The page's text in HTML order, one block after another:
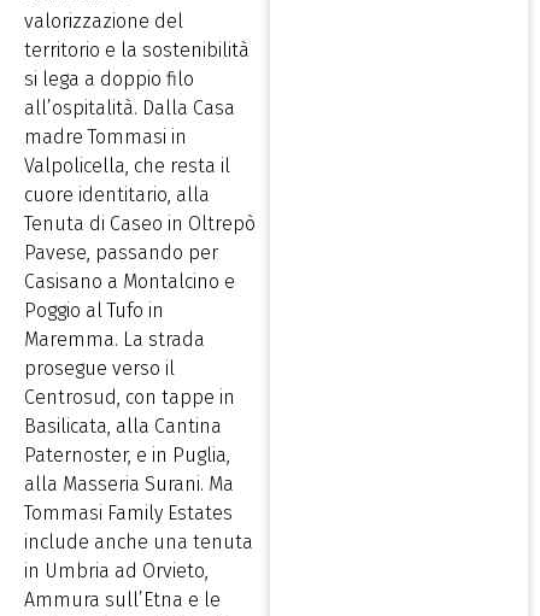
valorizzazione del
territorio e la sostenibilità
si lega a doppio filo
all’ospitalità. Dalla Casa
madre Tommasi in
Valpolicella, che resta il
cuore identitario, alla
Tenuta di Caseo in Oltrepò
Pavese, passando per
Casisano a Montalcino e
Poggio al Tufo in
Maremma. La strada
prosegue verso il
Centrosud, con tappe in
Basilicata, alla Cantina
Paternoster, e in Puglia,
alla Masseria Surani. Ma
Tommasi Family Estates
include anche una tenuta
in Umbria ad Orvieto,
Ammura sull’Etna e le